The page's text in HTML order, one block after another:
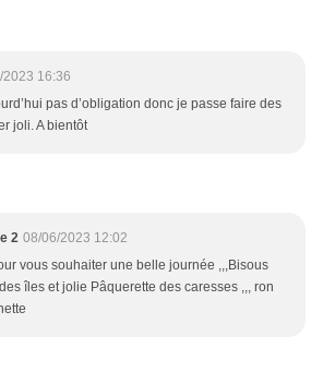
2023 16:36
pas d’obligation donc je passe faire des
joli. A bientôt
2 08/06/2023 12:02
vous souhaiter une belle journée ,,,Bisous
îles et jolie Pâquerette des caresses ,,, ron